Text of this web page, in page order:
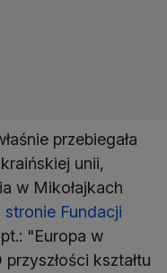
przebiegała
unii,
w Mikołajkach
Fundacji
pt.: "Europa w
kształtu